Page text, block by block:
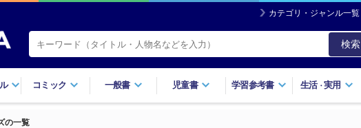
カテゴリ・ジャンル一覧
検索
コミック 一般書 児童書 学習参考書 生活・実用
の一覧